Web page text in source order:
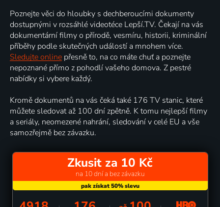
Poznejte věci do hloubky s dechberoucími dokumenty
dostupnými v rozsáhlé videotéce Lepší.TV. Čekají na vás
dokumentární filmy o přírodě, vesmíru, historii, kriminální
příběhy podle skutečných událostí a mnohem více.
Sledujte online přesně to, na co máte chuť a poznejte
nepoznané přímo z pohodlí vašeho domova. Z pestré
nabídky si vybere každý.
Kromě dokumentů na vás čeká také 176 TV stanic, které
můžete sledovat až 100 dní zpětně. K tomu nejlepší filmy
a seriály, neomezené nahrání, sledování v celé EU a vše
samozřejmě bez závazku.
Zkusit za 10 Kč
na 10 dní a bez závazku